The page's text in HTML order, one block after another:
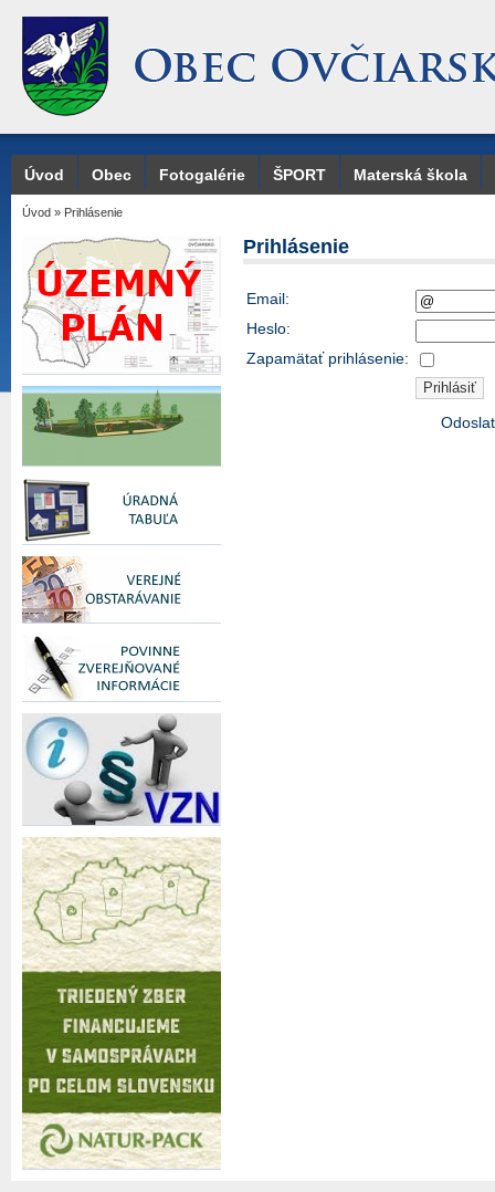
Úvod Obec Fotogalérie ŠPORT Materská škola
Úvod » Prihlásenie
Prihlásenie
Email:
Heslo:
Zapamätať prihlásenie: